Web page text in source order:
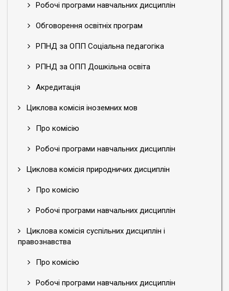
Робочі програми навчальних дисциплін
Обговорення освітніх програм
РПНД за ОПП Соціальна педагогіка
РПНД за ОПП Дошкільна освіта
Акредитація
Циклова комісія іноземних мов
Про комісію
Робочі програми навчальних дисциплін
Циклова комісія природничих дисциплін
Про комісію
Робочі програми навчальних дисциплін
Циклова комісія суспільних дисциплін і
правознавства
Про комісію
Робочі програми навчальних дисциплін